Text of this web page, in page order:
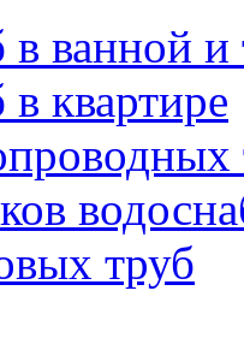
ванной и
квартире
труб